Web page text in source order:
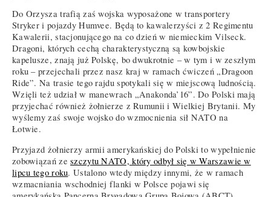
Do Orzysza trafią zaś wojska wyposażone w transportery
Stryker i pojazdy Humvee. Będą to kawalerzyści z 2 Regimentu
Kawalerii, stacjonującego na co dzień w niemieckim Vilseck.
Dragoni, których cechą charakterystyczną są kowbojskie
kapelusze, znają już Polskę, bo dwukrotnie – w tym i w zeszłym
roku – przejechali przez nasz kraj w ramach ćwiczeń „Dragoon
Ride”. Na trasie tego rajdu spotykali się w miejscową ludnością.
Wzięli też udział w manewrach „Anakonda’16”. Do Polski mają
przyjechać również żołnierze z Rumunii i Wielkiej Brytanii. My
wyślemy zaś swoje wojsko do wzmocnienia sił NATO na
Łotwie.
Przyjazd żołnierzy armii amerykańskiej do Polski to wypełnienie
zobowiązań zeszczytu NATO, który odbył się w Warszawie w
lipcu tego roku. Ustalono wtedy między innymi, że w ramach
wzmacniania wschodniej flanki w Polsce pojawi się